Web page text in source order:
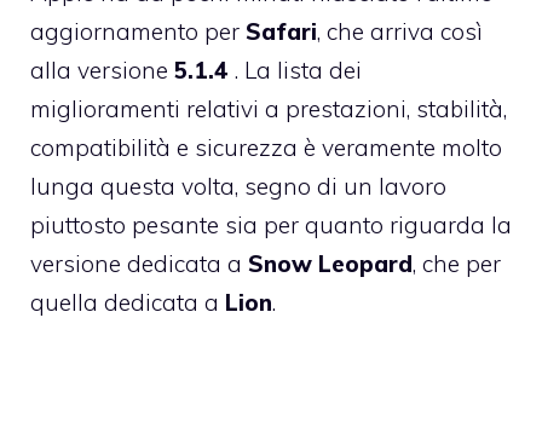
aggiornamento per Safari, che arriva così
alla versione 5.1.4 . La lista dei
miglioramenti relativi a prestazioni, stabilità,
compatibilità e sicurezza è veramente molto
lunga questa volta, segno di un lavoro
piuttosto pesante sia per quanto riguarda la
versione dedicata a Snow Leopard, che per
quella dedicata a Lion.